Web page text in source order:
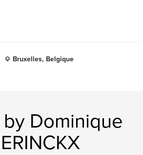
Bruxelles, Belgique
Dominique